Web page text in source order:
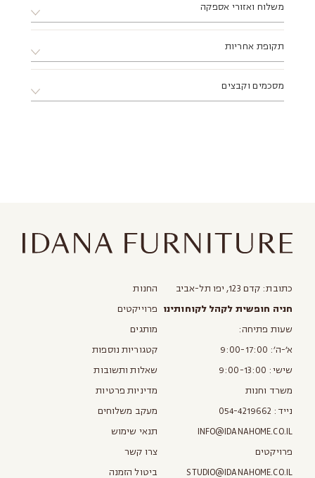
משלוח ואזורי אספקה
ב. ניתן לתאם התקנה ע"י מתקין מקצועי מטעם החברה.
ג. מוצר שמגיע באריזה שטוחה דורש הרכבה, ניתן להזמין הרכבה
דרך הסטודיו בתוספת תשלום.
ד. אזורי אספקה:
תקופת אחריות
מסכמים וקבצים
כתובת: קדם 123, יפו תל-אביב
חניה חופשית לקהל לקוחותינו
שעות פתיחה:
א׳-ה׳: 9:00-17:00
שישי: 9:00-13:00
משרד וחנות
נייד: 054-4219662
INFO@IDANAHOME.CO.IL
פרויקטים
STUDIO@IDANAHOME.CO.IL
החנות
פרוייקטים
מותגים
קטגוריות נוספות
שאלות ותשובות
מדיניות פרטיות
מעקב משלוחים
תנאי שימוש
צרו קשר
ביטול הזמנה